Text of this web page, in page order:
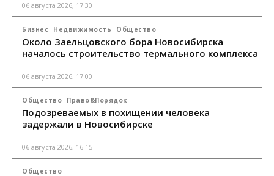
06 августа 2026, 17:30
Бизнес Недвижимость Общество
Около Заельцовского бора Новосибирска
началось строительство термального комплекса
06 августа 2026, 17:00
Общество Право&Порядок
Подозреваемых в похищении человека
задержали в Новосибирске
06 августа 2026, 16:15
Общество